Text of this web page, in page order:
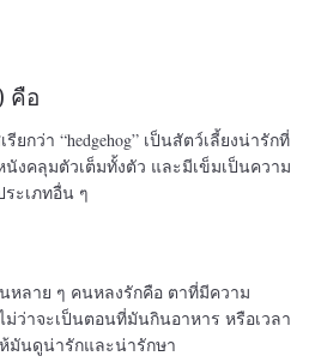
คือ
กว่า “hedgehog” เป็นสัตว์เลี้ยงน่ารักที่
งคลุมตัวเต็มทั้งตัว และมีเข็มเป็นความ
ะเภทอื่น ๆ
ลาย ๆ คนหลงรักคือ ตาที่มีความ
ว่าจะเป็นตอนที่มันกินอาหาร หรือเวลา
มันดูน่ารักและน่ารักษา